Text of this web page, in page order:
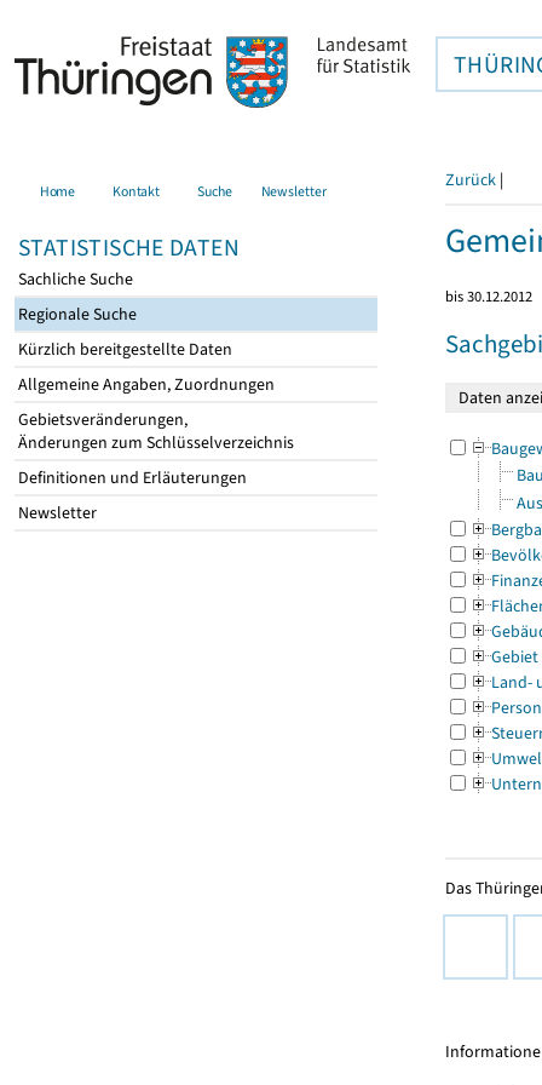
Home Kontakt Suche Newsletter
STATISTISCHE DATEN
Sachliche Suche
Regionale Suche
Kürzlich bereitgestellte Daten
Allgemeine Angaben, Zuordnungen
Gebietsveränderungen,
Änderungen zum Schlüsselverzeichnis
Definitionen und Erläuterungen
Newsletter
Zurück |
bis 30.12.2012
Gebiet
Land-
Das